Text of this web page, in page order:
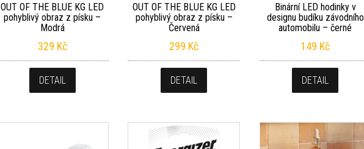
OUT OF THE BLUE KG LED
pohyblivý obraz z písku –
Modrá
329 Kč
DETAIL
OUT OF THE BLUE KG LED
pohyblivý obraz z písku –
Červená
299 Kč
DETAIL
Binární LED hodinky v
designu budíku závodního
automobilu – černé
149 Kč
DETAIL